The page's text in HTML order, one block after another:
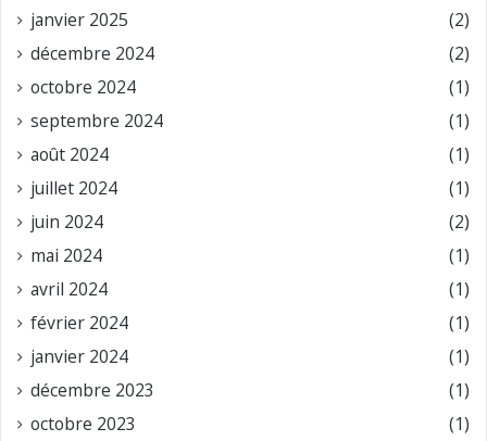
janvier 2025
(2)
décembre 2024
(2)
octobre 2024
(1)
septembre 2024
(1)
août 2024
(1)
juillet 2024
(1)
juin 2024
(2)
mai 2024
(1)
avril 2024
(1)
février 2024
(1)
janvier 2024
(1)
décembre 2023
(1)
octobre 2023
(1)